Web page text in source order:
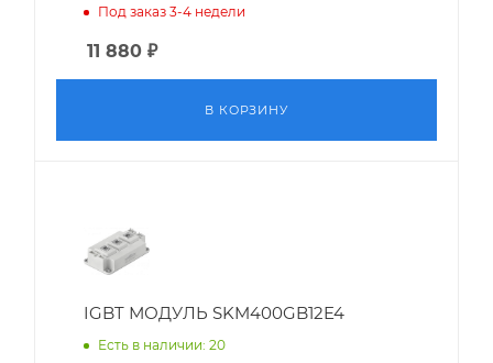
Под заказ 3-4 недели
11 880 ₽
В КОРЗИНУ
IGBT МОДУЛЬ SKM400GB12E4
Есть в наличии: 20